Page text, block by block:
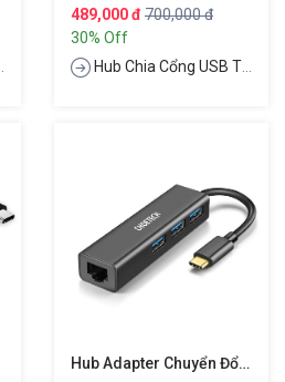
489,000 đ 700,000 đ
30% Off
Hub Chia Cổng USB Type-C
Hub Adapter Chuyển Đổi 4 In 1 Type-C Ra 3 Cổng USB 3.0 & Cổng LAN RJ45 Hiệu CHOETECH U02BK